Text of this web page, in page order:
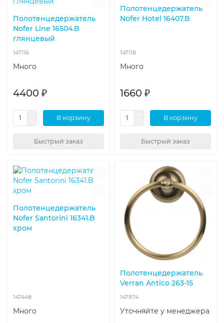
Полотенцедержатель
Nofer Line 16504.B
глянцевый
147116
Много
4400 ₽
В корзину
Быстрый заказ
Полотенцедержатель
Nofer Hotel 16407.B
147118
Много
1660 ₽
В корзину
Быстрый заказ
Полотенцедержатель
Nofer Santorini 16341.B
хром
147448
Много
Полотенцедержатель
Verran Antico 263-15
147974
Уточняйте у менеджера